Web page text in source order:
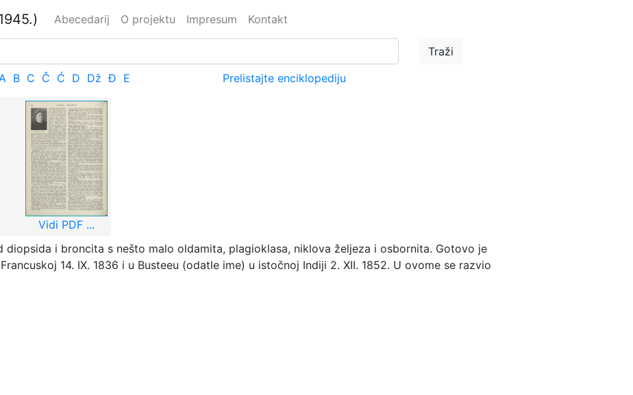
Abecedarij O projektu Impresum Kontakt
B C Č Ć D Dž Đ E Prelistajte enciklopediju
Vidi PDF ...
diopsida i broncita s nešto malo oldamita, plagioklasa, niklova željeza i osbornita. Gotovo je
14. IX. 1836 i u Busteeu (odatle ime) u istočnoj Indiji 2. XII. 1852. U ovome se razvio